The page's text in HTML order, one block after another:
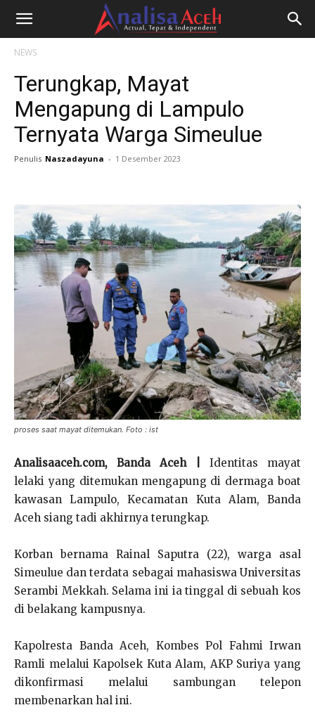
NEWS
Terungkap, Mayat
Mengapung di Lampulo
Ternyata Warga Simeulue
Penulis Naszadayuna - 1 Desember 2023
proses saat mayat ditemukan. Foto : ist
Analisaaceh.com, Banda Aceh |
Identitas mayat
lelaki yang ditemukan mengapung di dermaga boat
kawasan Lampulo, Kecamatan Kuta Alam, Banda
Aceh siang tadi akhirnya terungkap.
Korban bernama Rainal Saputra (22), warga asal
Simeulue dan terdata sebagai mahasiswa Universitas
Serambi Mekkah. Selama ini ia tinggal di sebuah kos
di belakang kampusnya.
Kapolresta Banda Aceh, Kombes Pol Fahmi Irwan
Ramli melalui Kapolsek Kuta Alam, AKP Suriya yang
dikonfirmasi melalui sambungan telepon
membenarkan hal ini.